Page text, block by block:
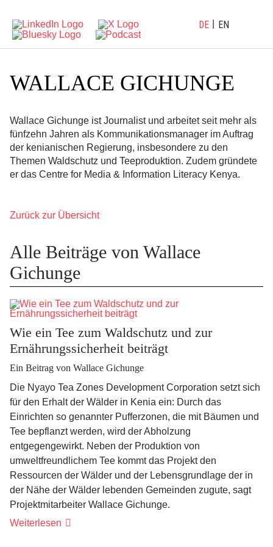
DE EN
WALLACE GICHUNGE
Wallace Gichunge ist Journalist und arbeitet seit mehr als
fünfzehn Jahren als Kommunikationsmanager im Auftrag
der kenianischen Regierung, insbesondere zu den
Themen Waldschutz und Teeproduktion. Zudem gründete
er das Centre for Media & Information Literacy Kenya.
Zurück zur Übersicht
Alle Beiträge von Wallace
Gichunge
Wie ein Tee zum Waldschutz und zur
Ernährungssicherheit beiträgt
Ein Beitrag von Wallace Gichunge
Die Nyayo Tea Zones Development Corporation setzt sich
für den Erhalt der Wälder in Kenia ein: Durch das
Einrichten so genannter Pufferzonen, die mit Bäumen und
Tee bepflanzt werden, wird der Abholzung
entgegengewirkt. Neben der Produktion von
umweltfreundlichem Tee kommt das Projekt den
Ressourcen der Wälder und der Lebensgrundlage der in
der Nähe der Wälder lebenden Gemeinden zugute, sagt
Projektmitarbeiter Wallace Gichunge.
Weiterlesen